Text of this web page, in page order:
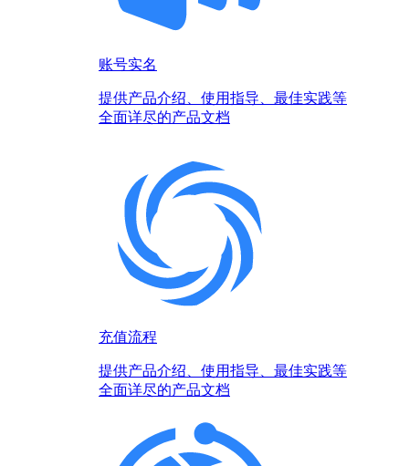
账号实名
提供产品介绍、使用指导、最佳实践等
全面详尽的产品文档
充值流程
提供产品介绍、使用指导、最佳实践等
全面详尽的产品文档